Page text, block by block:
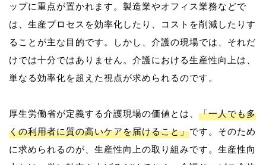
ップに重点が置かれます。製造業やオフィス業務などで
は、生産プロセスを効率化したり、コストを削減したりす
ることが主な目的です。しかし、介護の現場では、それだ
けでは十分ではありません。介護における生産性向上は、
単なる効率化を超えた視点が求められるのです。
厚生労働省が定義する介護現場の価値とは、 「一人でも多
くの利用者に質の高いケアを届けること」です。そのため
に求められるのが、生産性向上の取り組みです。生産性向